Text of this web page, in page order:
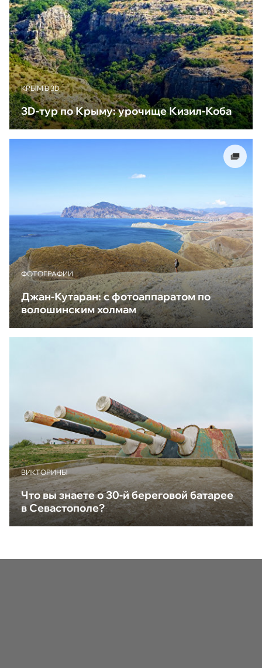
КРЫМ В 3D
3D-тур по Крыму: урочище Кизил-Коба
ФОТОГРАФИИ
Джан-Кутаран: с фотоаппаратом по
волошинским холмам
ВИКТОРИНЫ
Что вы знаете о 30-й береговой батарее
в Севастополе?